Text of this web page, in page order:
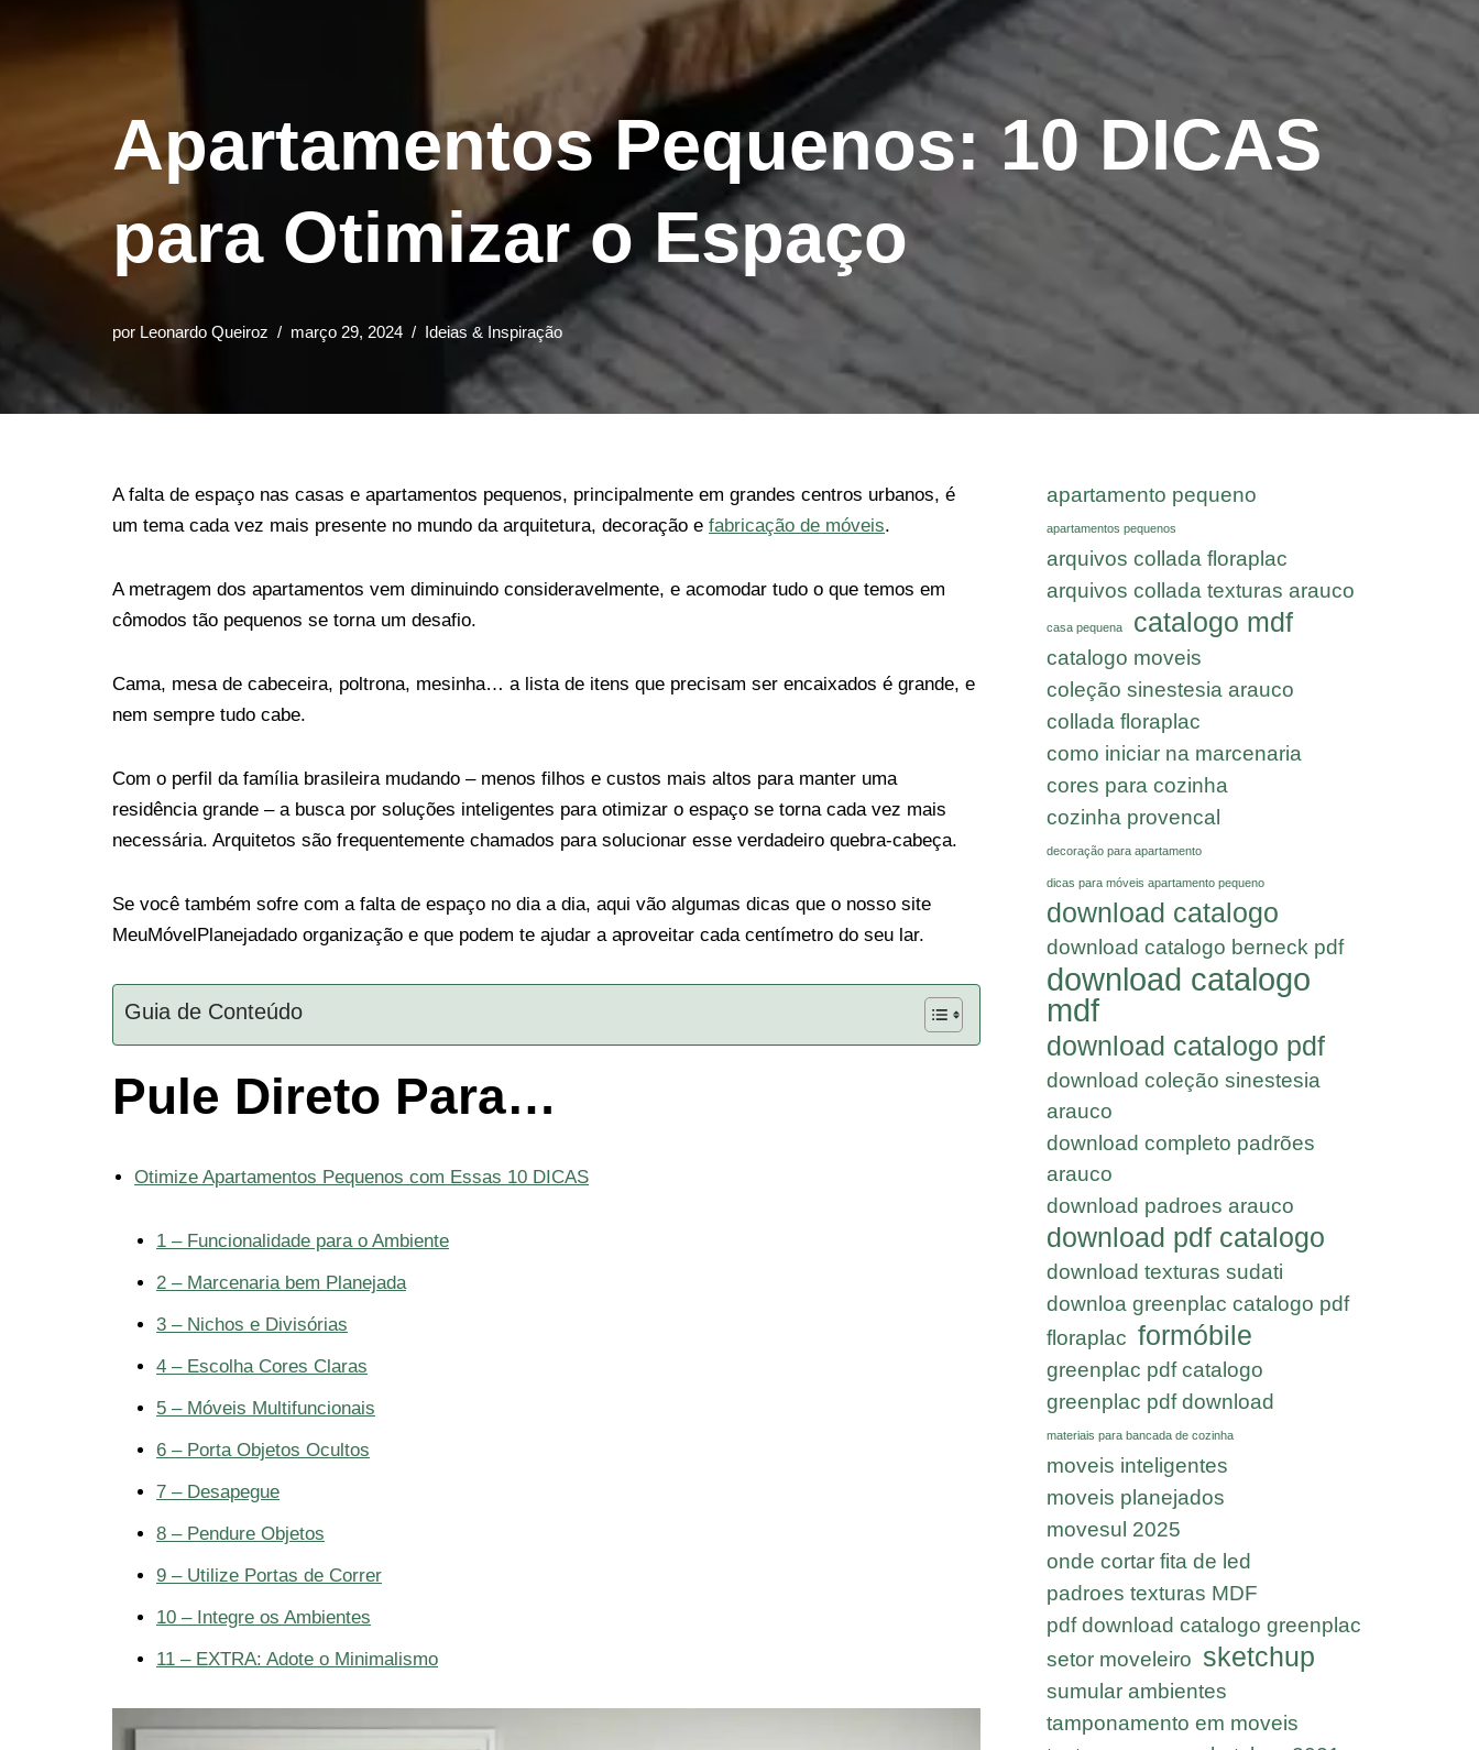
Apartamentos Pequenos: 10 DICAS
para Otimizar o Espaço
por Leonardo Queiroz março 29, 2024 Ideias & Inspiração
A falta de espaço nas casas e apartamentos pequenos, principalmente em grandes centros urbanos, é
um tema cada vez mais presente no mundo da arquitetura, decoração e fabricação de móveis.
A metragem dos apartamentos vem diminuindo consideravelmente, e acomodar tudo o que temos em
cômodos tão pequenos se torna um desafio.
Cama, mesa de cabeceira, poltrona, mesinha… a lista de itens que precisam ser encaixados é grande, e
nem sempre tudo cabe.
Com o perfil da família brasileira mudando – menos filhos e custos mais altos para manter uma
residência grande – a busca por soluções inteligentes para otimizar o espaço se torna cada vez mais
necessária. Arquitetos são frequentemente chamados para solucionar esse verdadeiro quebra-cabeça.
Se você também sofre com a falta de espaço no dia a dia, aqui vão algumas dicas que o nosso site
MeuMóvelPlanejadado organização e que podem te ajudar a aproveitar cada centímetro do seu lar.
Guia de Conteúdo
Pule Direto Para…
Otimize Apartamentos Pequenos com Essas 10 DICAS
1 – Funcionalidade para o Ambiente
2 – Marcenaria bem Planejada
3 – Nichos e Divisórias
4 – Escolha Cores Claras
5 – Móveis Multifuncionais
6 – Porta Objetos Ocultos
7 – Desapegue
8 – Pendure Objetos
9 – Utilize Portas de Correr
10 – Integre os Ambientes
11 – EXTRA: Adote o Minimalismo
apartamento pequeno
apartamentos pequenos
arquivos collada floraplac
arquivos collada texturas arauco
casa pequena catalogo mdf
catalogo moveis
coleção sinestesia arauco
collada floraplac
como iniciar na marcenaria
cores para cozinha
cozinha provencal
decoração para apartamento
dicas para móveis apartamento pequeno
download catalogo
download catalogo berneck pdf
download catalogo
mdf
download catalogo pdf
download coleção sinestesia
arauco
download completo padrões
arauco
download padroes arauco
download pdf catalogo
download texturas sudati
downloa greenplac catalogo pdf
floraplac formóbile
greenplac pdf catalogo
greenplac pdf download
materiais para bancada de cozinha
moveis inteligentes
moveis planejados
movesul 2025
onde cortar fita de led
padroes texturas MDF
pdf download catalogo greenplac
setor moveleiro sketchup
sumular ambientes
tamponamento em moveis